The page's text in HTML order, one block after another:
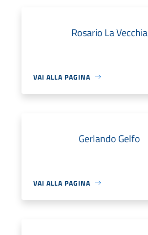
Rosario La Vecchia
VAI ALLA PAGINA
Gerlando Gelfo
VAI ALLA PAGINA